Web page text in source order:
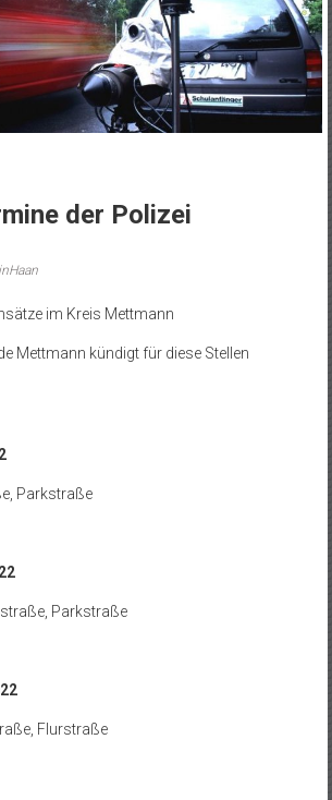
der Polizei
im Kreis Mettmann
Mettmann kündigt für diese Stellen
Parkstraße
Parkstraße
Flurstraße